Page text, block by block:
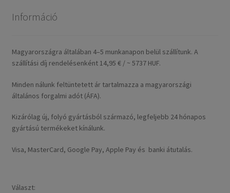
Információ
Magyarországra általában 4–5 munkanapon belül szállítunk. A
szállítási díj rendelésenként 14,95 € / ~ 5737 HUF.
Minden nálunk feltüntetett ár tartalmazza a magyarországi
általános forgalmi adót (ÁFA).
Kizárólag új, folyó gyártásból származó, legfeljebb 24 hónapos
gyártású termékeket kínálunk.
Visa, MasterCard, Google Pay, Apple Pay és banki átutalás.
Választ: